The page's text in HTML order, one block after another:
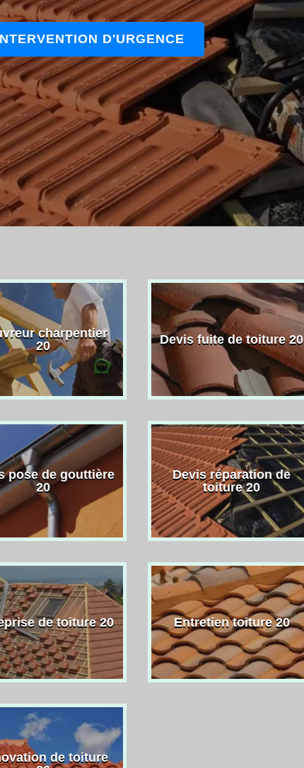
D'URGENCE
charpentier
20
Devis fuite de toiture 20
pose de gouttière
20
Devis réparation de
toiture 20
de toiture 20 Entretien toiture 20
de toiture